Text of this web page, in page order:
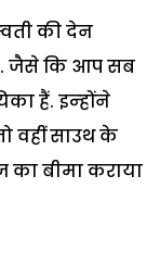
की देन
जैसे कि आप सब
हैं. इन्‍होंने
वहीं साउथ के
का बीमा कराया